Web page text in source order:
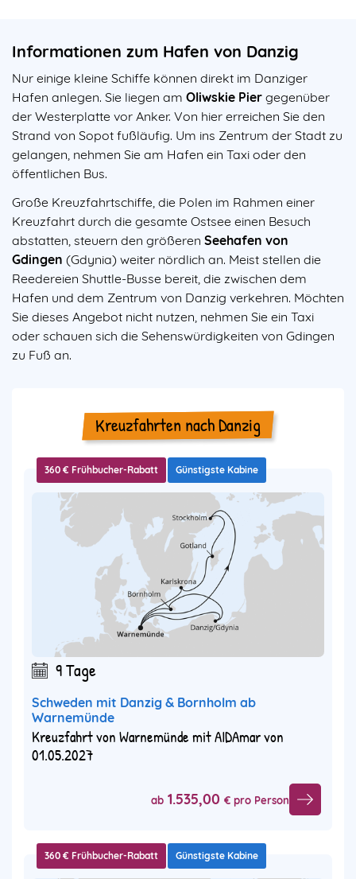
Informationen zum Hafen von Danzig
Nur einige kleine Schiffe können direkt im Danziger
Hafen anlegen. Sie liegen am Oliwskie Pier gegenüber
der Westerplatte vor Anker. Von hier erreichen Sie den
Strand von Sopot fußläufig. Um ins Zentrum der Stadt zu
gelangen, nehmen Sie am Hafen ein Taxi oder den
öffentlichen Bus.
Große Kreuzfahrtschiffe, die Polen im Rahmen einer
Kreuzfahrt durch die gesamte Ostsee einen Besuch
abstatten, steuern den größeren Seehafen von
Gdingen (Gdynia) weiter nördlich an. Meist stellen die
Reedereien Shuttle-Busse bereit, die zwischen dem
Hafen und dem Zentrum von Danzig verkehren. Möchten
Sie dieses Angebot nicht nutzen, nehmen Sie ein Taxi
oder schauen sich die Sehenswürdigkeiten von Gdingen
zu Fuß an.
Kreuzfahrten nach Danzig
360 € Frühbucher-Rabatt Günstigste Kabine
9 Tage
Schweden mit Danzig & Bornholm ab
Warnemünde
Kreuzfahrt von Warnemünde mit AIDAmar von
01.05.2027
ab 1.535,00 € pro Person
360 € Frühbucher-Rabatt Günstigste Kabine